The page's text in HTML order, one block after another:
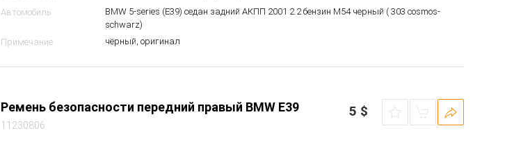
Автомобиль
BMW 5-series (E39) седан задний АКПП 2001 2.2 бензин M54 черный ( 303 cosmos-
schwarz)
Примечание
чёрный, оригинал
Ремень безопасности передний правый BMW E39
11230806
5 $